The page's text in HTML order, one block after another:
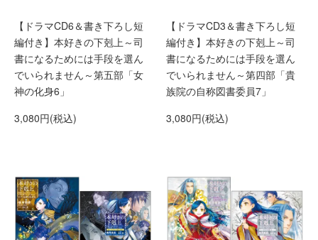
【ドラマCD6＆書き下ろし短
編付き】本好きの下剋上～司
書になるためには手段を選ん
でいられません～第五部「女
神の化身6」
3,080円(税込)
【ドラマCD3＆書き下ろし短
編付き】本好きの下剋上～司
書になるためには手段を選ん
でいられません～第四部「貴
族院の自称図書委員7」
3,080円(税込)